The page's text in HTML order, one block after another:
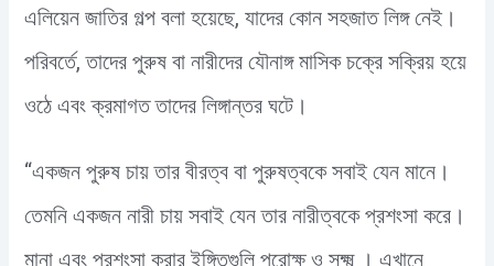
এলিয়েন জাতির গল্প বলা হয়েছে, যাদের কোন সহজাত লিঙ্গ নেই।
পরিবর্তে, তাদের পুরুষ বা নারীদের যৌনাঙ্গ মাসিক চক্রে সক্রিয় হয়ে
ওঠে এবং ক্রমাগত তাদের লিঙ্গান্তর ঘটে।
“একজন পুরুষ চায় তার বীরত্ব বা পুরুষত্বকে সবাই যেন মানে।
তেমনি একজন নারী চায় সবাই যেন তার নারীত্বকে প্রশংসা করে।